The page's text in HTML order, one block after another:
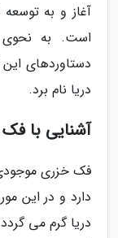
آغاز و به
دریا نام برد.
آشنایی با
فک خزری
دارد و در این
دریا گرم می